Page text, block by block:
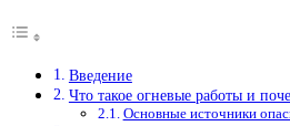
Введение
Что такое огневые работы и
Основные источники